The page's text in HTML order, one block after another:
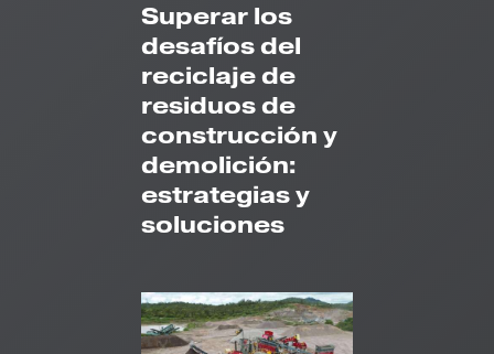
Superar los
desafíos del
reciclaje de
residuos de
construcción y
demolición:
estrategias y
soluciones